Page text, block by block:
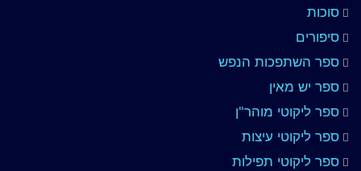
סוכות
סיפורים
ספר השתפכות הנפש
ספר יש מאין
ספר ליקוטי מוהר"ן
ספר ליקוטי עיצות
ספר ליקוטי תפילות